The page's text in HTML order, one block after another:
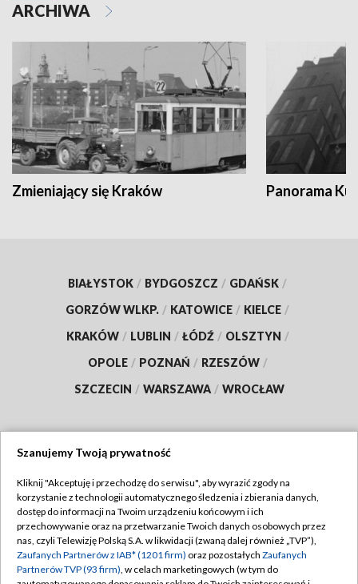
ARCHIWA
Zmieniający się Kraków Panorama
BIAŁYSTOK / BYDGOSZCZ / GDAŃSK /
GORZÓW WLKP. / KATOWICE / KIELCE /
KRAKÓW / LUBLIN / ŁÓDŹ / OLSZTYN /
OPOLE / POZNAŃ / RZESZÓW /
SZCZECIN / WARSZAWA / WROCŁAW
TVP
Abonament TVP
Emisja w TVP
Centrum informacji TVP
Regulamin TVP
Polityka prywatności
Szanujemy Twoją prywatność
Kliknij "Akceptuję i przechodzę do serwisu", aby wyrazić zgody na
korzystanie z technologii automatycznego śledzenia i zbierania danych,
dostęp do informacji na Twoim urządzeniu końcowym i ich
przechowywanie oraz na przetwarzanie Twoich danych osobowych przez
nas, czyli Telewizję Polską S.A. w likwidacji (zwaną dalej również „TVP”),
Zaufanych Partnerów z IAB* (1201 firm) oraz pozostałych Zaufanych
Partnerów TVP (93 firm), w celach marketingowych (w tym do